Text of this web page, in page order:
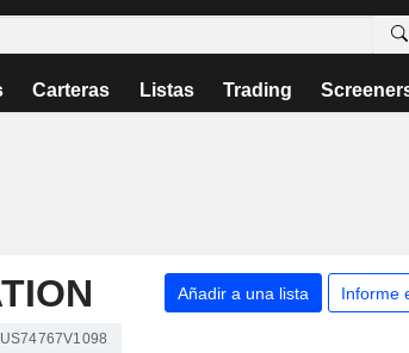
Carteras Listas Trading
Añadir a una lista Informe
US74767V1098